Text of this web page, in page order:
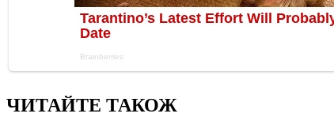
ЧИТАЙТЕ ТАКОЖ